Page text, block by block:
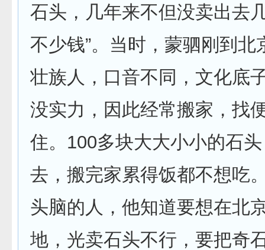
石头，几年来不但没卖出去
不少钱”。当时，蒙驷刚到北
壮族人，口音不同，文化底
没实力，因此经常搬家，找
住。100多块大大小小的石
去，搬完家累得饭都不想吃
头脑的人，他知道要想在北
地，光卖石头不行，要把奇